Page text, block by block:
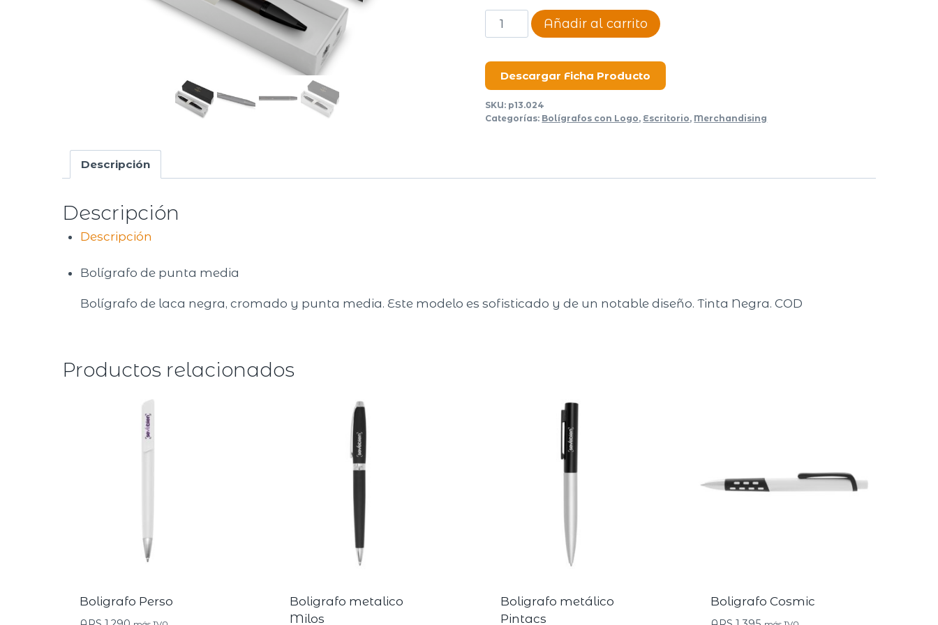
Bolígrafo
Parker
cantidad
Añadir al carrito
Descargar Ficha Producto
SKU: p13.024
Categorías: Bolígrafos con Logo, Escritorio, Merchandising
Descripción
Descripción
Descripción
Bolígrafo de punta media
Bolígrafo de laca negra, cromado y punta media. Este modelo es sofisticado y de un notable diseño. Tinta Negra. COD
Productos relacionados
Boligrafo Perso
Boligrafo metalico
Milos
Boligrafo metálico
Pintacs
Boligrafo Cosmic